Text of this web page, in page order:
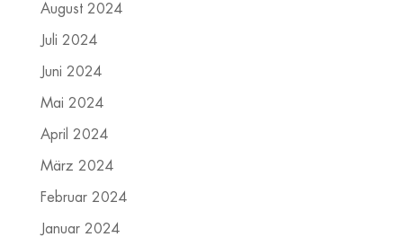
August 2024
Juli 2024
Juni 2024
Mai 2024
April 2024
März 2024
Februar 2024
Januar 2024